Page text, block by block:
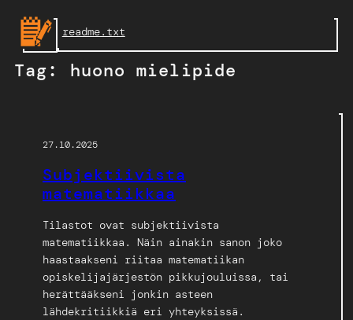
Skip
content
readme.txt
Tag: huono mielipide
27.10.2025
Subjektiivista
matematiikkaa
Tilastot ovat subjektiivista
matematiikkaa. Näin ainakin sanon joko
haastaakseni riitaa matematiikan
opiskelijajärjestön pikkujouluissa, tai
herättääkseni jonkin asteen
lähdekritiikkiä eri yhteyksissä.